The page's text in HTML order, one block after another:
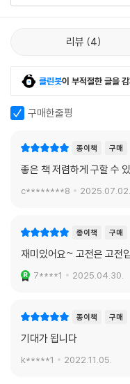
상』은 유미주의 주창, 예술
와일드의 최고 작품이자 역
도리언 그레이는 내가 되고
_오스카 와일드
“나는 언제까지나 젊은 모습
이라도 바치겠어요!”
리뷰 4
클린봇이 부적절한 글을
구매한줄평
종이책 구매
좋은 책 저렴하게 구할 수
c********8 2025.07.02.
종이책 구매
재미있어요~ 고전은 고전
7****1 2025.04.30.
종이책 구매
기대가 됩니다
k*****1 2022.11.05.